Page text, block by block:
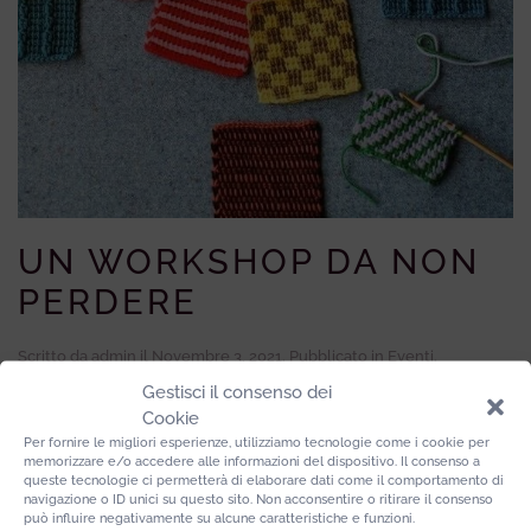
Gestisci il consenso dei
Cookie
Per fornire le migliori esperienze, utilizziamo tecnologie come i cookie per
memorizzare e/o accedere alle informazioni del dispositivo. Il consenso a
queste tecnologie ci permetterà di elaborare dati come il comportamento di
navigazione o ID unici su questo sito. Non acconsentire o ritirare il consenso
può influire negativamente su alcune caratteristiche e funzioni.
UN WORKSHOP DA NON
PERDERE
Scritto daadminilNovembre 3, 2021. Pubblicato inEventi.
Chi l’ha detto che L’ uncinetto è una cosa solo da nonnine?
Si tratta in realtà di un trend decisamente in voga in tutto il
mondo.